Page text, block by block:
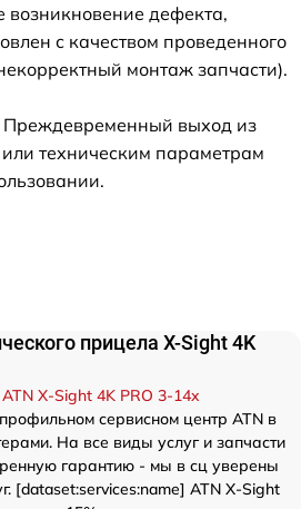
возникновение дефекта,
с качеством проведенного
монтаж запчасти).
выход из
или техническим параметрам
прицела X-Sight 4K
X-Sight 4K PRO 3-14x
сервисном центр ATN в
На все виды услуг и запчасти
гарантию - мы в сц уверены
[dataset:services:name] ATN X-Sight